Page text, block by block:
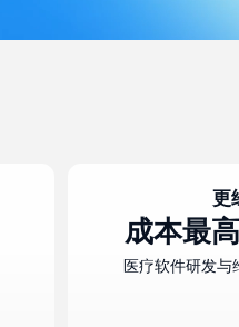
更
成本最
医疗软件研发与